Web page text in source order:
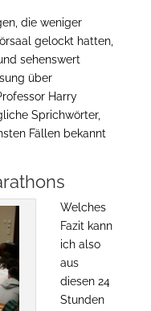
die weniger
gelockt hatten,
sehenswert
über
Harry
Sprichwörter,
Fällen bekannt
Welches
Fazit kann
ich also
aus
diesen 24
Stunden